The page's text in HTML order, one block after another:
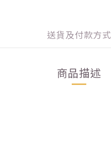
送貨及付款方式
商品描述